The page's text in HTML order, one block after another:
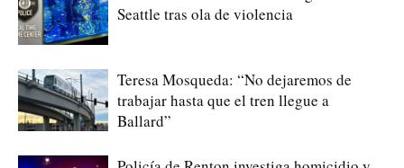
Seattle tras ola de violencia
Teresa Mosqueda: “No dejaremos de
trabajar hasta que el tren llegue a
Ballard”